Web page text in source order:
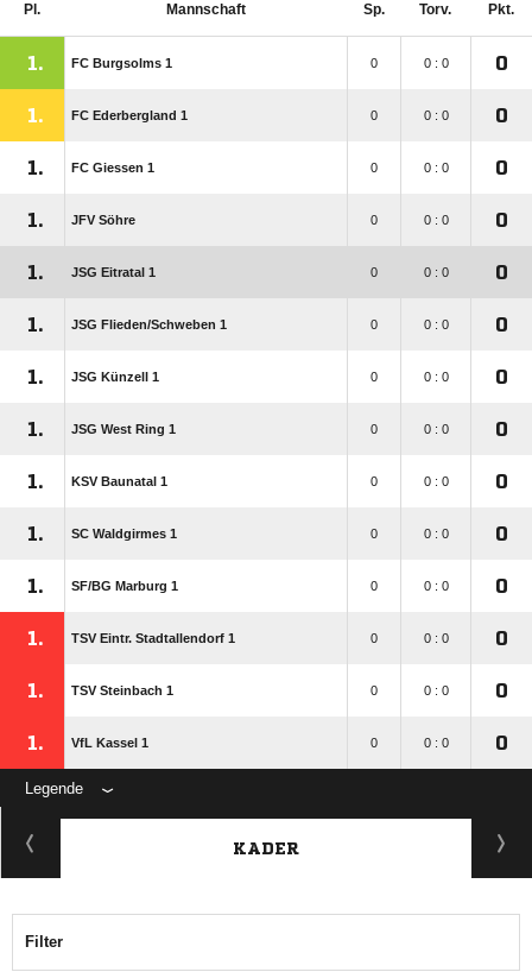
Pl. Mannschaft Sp. Torv. Pkt.
1. FC Burgsolms 1 0 0 : 0 0
1. FC Ederbergland 1 0 0 : 0 0
1. FC Giessen 1 0 0 : 0 0
1. JFV Söhre 0 0 : 0 0
1. JSG Eitratal 1 0 0 : 0 0
1. JSG Flieden/​Schweben 1 0 0 : 0 0
1. JSG Künzell 1 0 0 : 0 0
1. JSG West Ring 1 0 0 : 0 0
1. KSV Baunatal 1 0 0 : 0 0
1. SC Waldgirmes 1 0 0 : 0 0
1. SF/​BG Marburg 1 0 0 : 0 0
1. TSV Eintr. Stadtallendorf 1 0 0 : 0 0
1. TSV Steinbach 1 0 0 : 0 0
1. VfL Kassel 1 0 0 : 0 0
Legende
KADER
Filter